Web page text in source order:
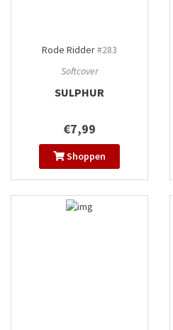
Rode Ridder#283
Softcover
SULPHUR
€7,99
Shoppen